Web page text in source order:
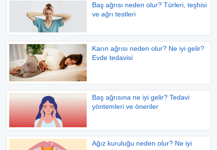
Baş ağrısı neden olur? Türleri, teşhisi
ve ağrı testleri
Karın ağrısı neden olur? Ne iyi gelir?
Evde tedavisi
Baş ağrısına ne iyi gelir? Tedavi
yöntemleri ve öneriler
Ağız kuruluğu neden olur? Ne iyi